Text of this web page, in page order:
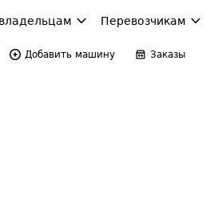
Перевозчикам
Добавить машину Заказы